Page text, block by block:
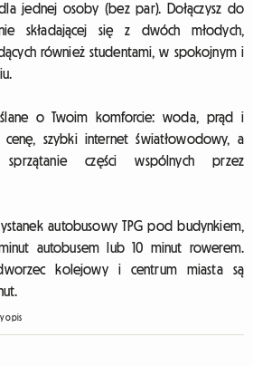
jednej osoby (bez par). Dołączysz do
składającej się z dwóch młodych,
również studentami, w spokojnym i
o Twoim komforcie: woda, prąd i
szybki internet światłowodowy, a
części wspólnych przez
autobusowy TPG pod budynkiem,
autobusem lub 10 minut rowerem.
kolejowy i centrum miasta są
opis